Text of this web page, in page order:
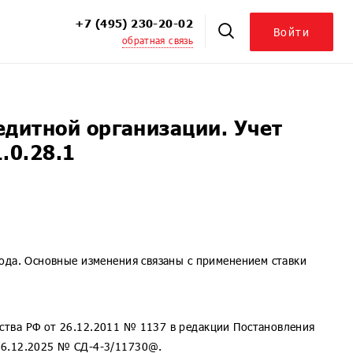
8
университет
8
+7 (495) 230-20-02
обратная связь
Войти
организации. Учет
Основные изменения связаны с применением ставки
РФ от 26.12.2011 № 1137 в редакции Постановления
№ СД-4-3/11730@.